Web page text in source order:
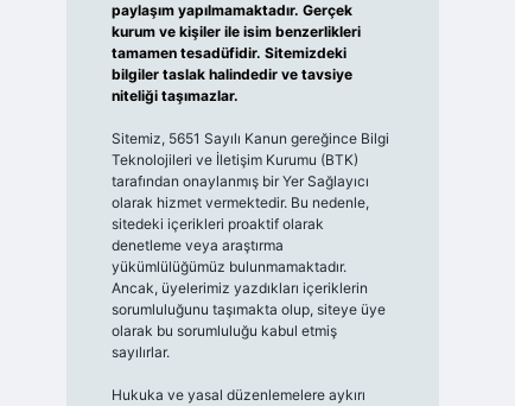
paylaşım yapılmamaktadır. Gerçek
kurum ve kişiler ile isim benzerlikleri
tamamen tesadüfidir. Sitemizdeki
bilgiler taslak halindedir ve tavsiye
niteliği taşımazlar.
Sitemiz, 5651 Sayılı Kanun gereğince Bilgi
Teknolojileri ve İletişim Kurumu (BTK)
tarafından onaylanmış bir Yer Sağlayıcı
olarak hizmet vermektedir. Bu nedenle,
sitedeki içerikleri proaktif olarak
denetleme veya araştırma
yükümlülüğümüz bulunmamaktadır.
Ancak, üyelerimiz yazdıkları içeriklerin
sorumluluğunu taşımakta olup, siteye üye
olarak bu sorumluluğu kabul etmiş
sayılırlar.
Hukuka ve yasal düzenlemelere aykırı